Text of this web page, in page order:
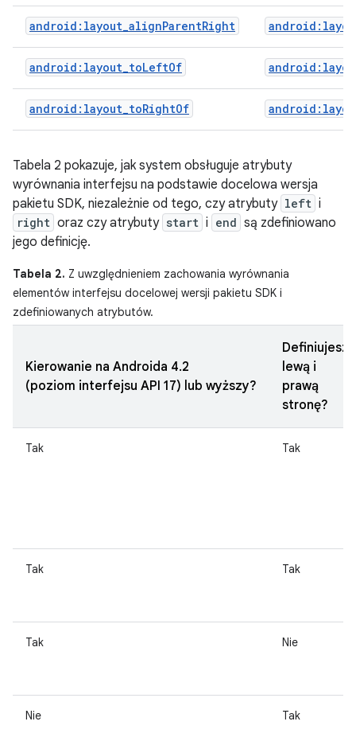
android:layout_alignParentRight
android:layout_toLeftOf
android:layout_toRightOf
Tabela 2 pokazuje, jak system obsługuje atrybuty
wyrównania interfejsu na podstawie docelowa wersja
pakietu SDK, niezależnie od tego, czy atrybuty left i
right oraz czy atrybuty start i end są zdefiniowano
jego definicję.
Tabela 2. Z uwzględnieniem zachowania wyrównania
elementów interfejsu docelowej wersji pakietu SDK i
zdefiniowanych atrybutów.
Kierowanie na Androida 4.2
(poziom interfejsu API 17) lub wyższy?
Definiujesz
lewą i
prawą
stronę?
Tak Tak
Tak Tak
Tak Nie
Nie Tak